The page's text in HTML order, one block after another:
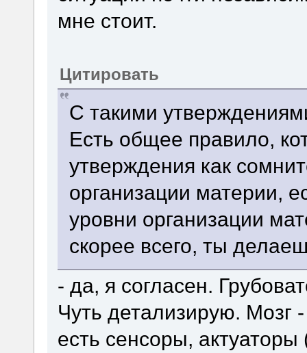
мне стоит.
Цитировать
С такими
Есть общее правило,
утверждения как
организации материи,
уровни организации
скорее всего, ты
- да, я согласен.
Чуть детализирую. Мозг
есть сенсоры,